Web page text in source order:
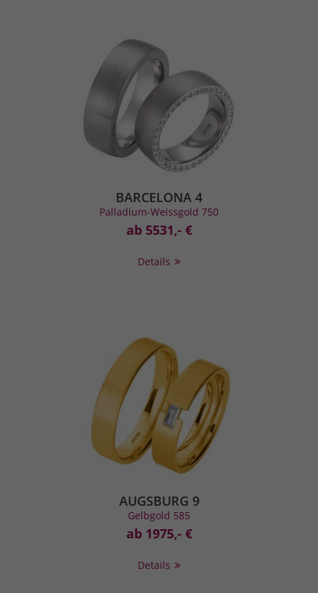
BARCELONA 4
Palladium-Weissgold 750
ab 5531,- €
Details
AUGSBURG 9
Gelbgold 585
ab 1975,- €
Details